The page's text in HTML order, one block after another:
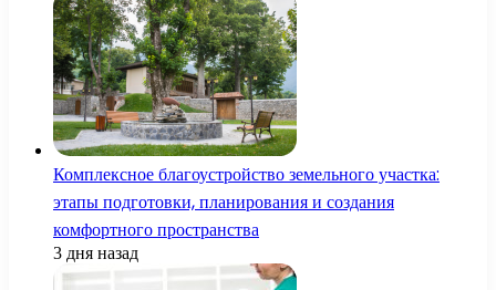
Комплексное благоустройство земельного участка:
этапы подготовки, планирования и создания
комфортного пространства
3 дня назад